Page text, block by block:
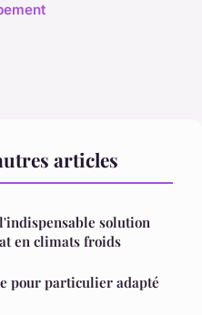
articles
solution
en climats froids
pour particulier adapté